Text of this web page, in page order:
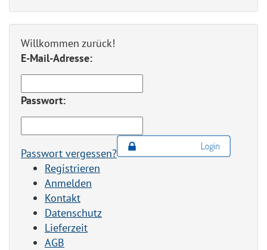
Willkommen zurück!
E-Mail-Adresse:
Passwort:
Passwort vergessen?
Registrieren
Anmelden
Kontakt
Datenschutz
Lieferzeit
AGB